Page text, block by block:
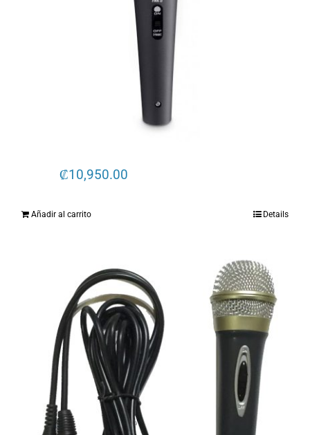
₡10,950.00
Añadir al carrito Details